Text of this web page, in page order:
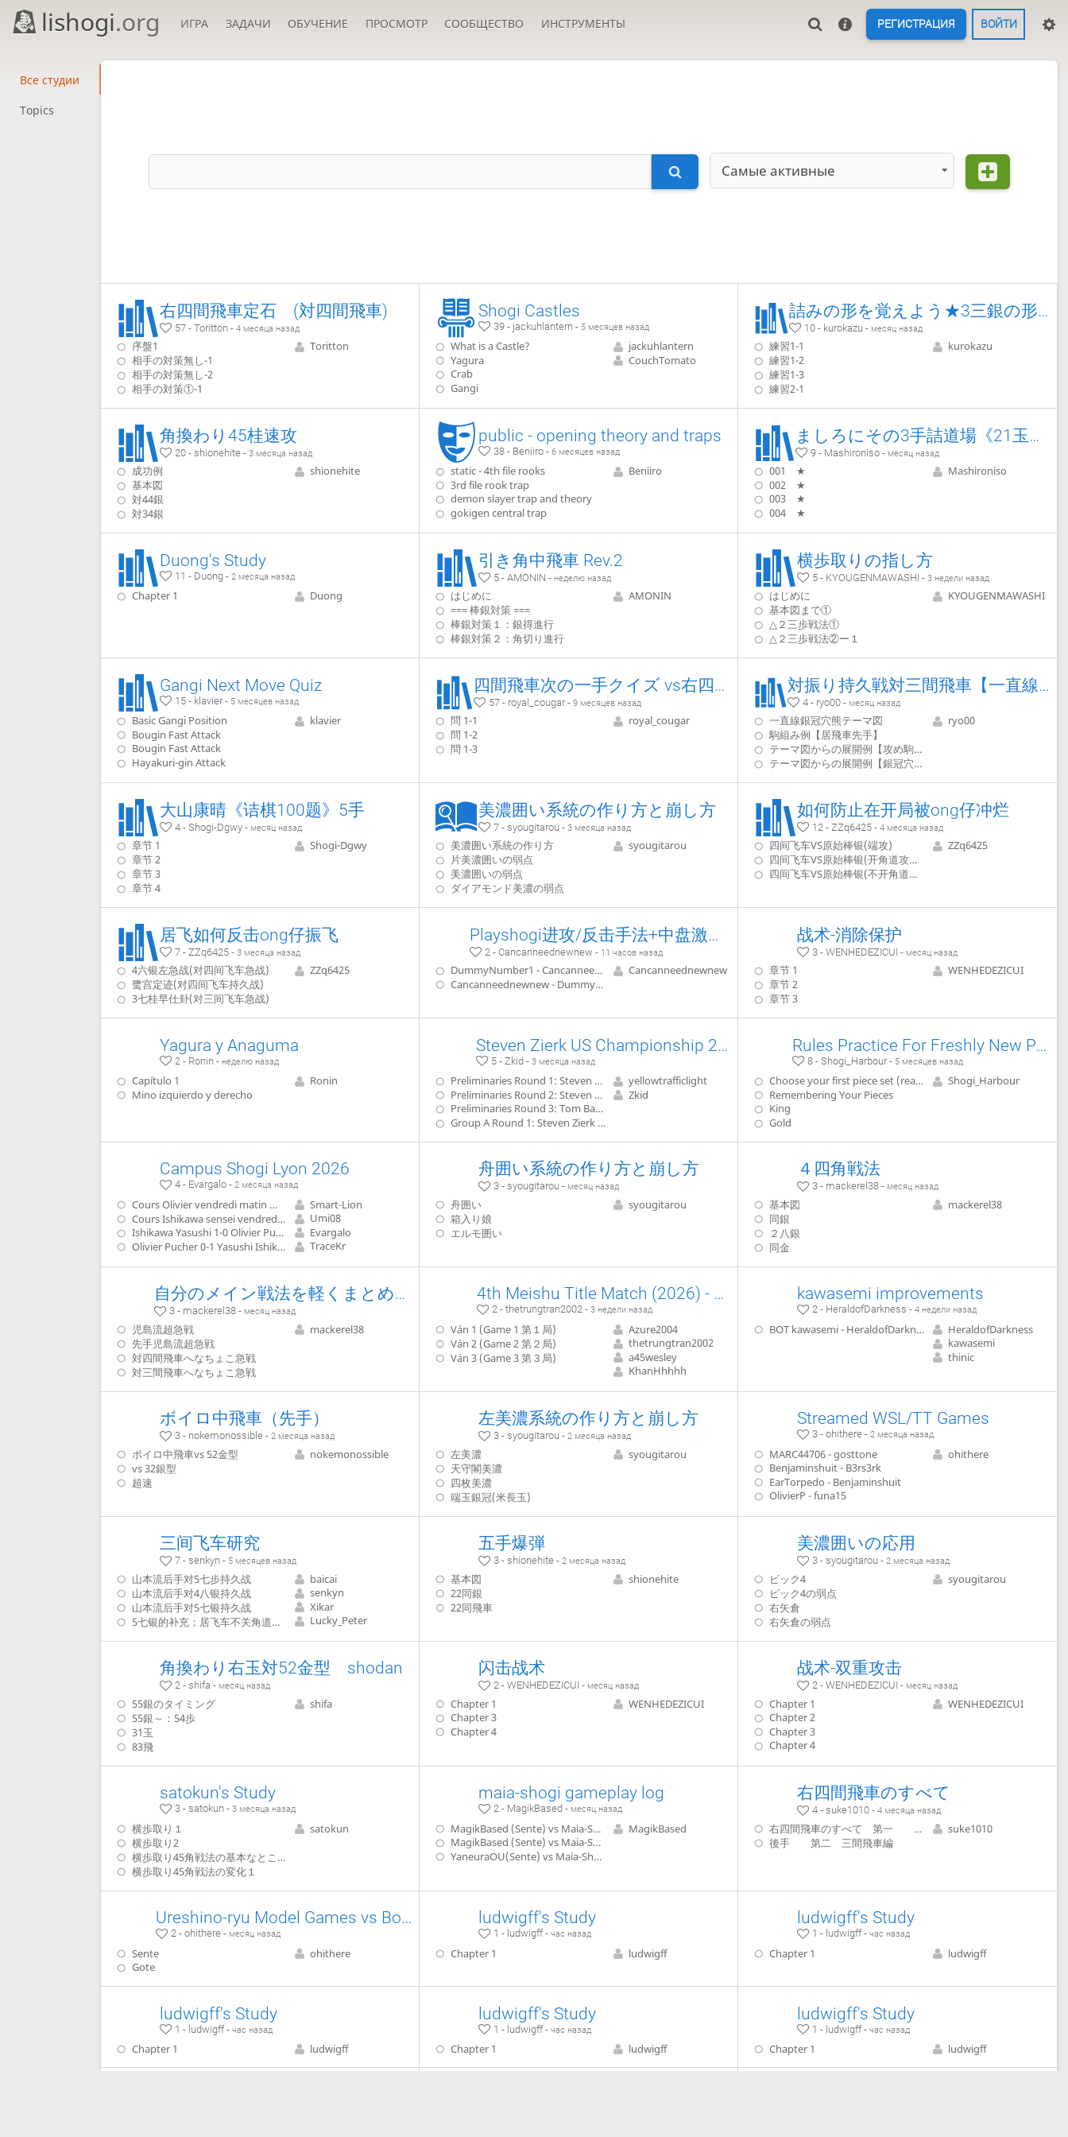
lishogi.org ИГРА ЗАДАЧИ ОБУЧЕНИЕ ПРОСМОТР СООБЩЕСТВО ИНСТРУМЕНТЫ РЕГИСТРАЦИЯ ВОЙТИ
Все студии
Topics
Самые активные
右四間飛車定石 (対四間飛車)
57 - Toritton - 4 месяца назад
序盤1
相手の対策無し-1
相手の対策無し-2
相手の対策①-1
Toritton
Shogi Castles
39 - jackuhlantern - 5 месяцев назад
What is a Castle?
Yagura
Crab
Gangi
jackuhlantern
CouchTomato
詰みの形を覚えよう★3三銀の形は強い！
10 - kurokazu - месяц назад
練習1-1
練習1-2
練習1-3
練習2-1
kurokazu
角換わり45桂速攻
20 - shionehite - 3 месяца назад
成功例
基本図
対44銀
対34銀
shionehite
public - opening theory and traps
38 - Beniiro -6 месяцев назад
static - 4th file rooks
3rd file rook trap
demon slayer trap and theory
gokigen central trap
Beniiro
ましろにその3手詰道場《21玉編》
9 - Mashironiso - месяц назад
001 ★
002 ★
003 ★
004 ★
Mashironiso
Duong's Study
11 - Duong - 2 месяца назад
Chapter 1 Duong
引き角中飛車 Rev.2
5 - AMONIN - неделю назад
はじめに
=== 棒銀対策 ===
棒銀対策１：銀得進行
棒銀対策２：角切り進行
AMONIN
横歩取りの指し方
5 - KYOUGENMAWASHI -3 недели назад
はじめに
基本図まで①
△２三歩戦法①
△２三歩戦法②ー１
KYOUGENMAWASHI
Gangi Next Move Quiz
15 - klavier - 5 месяцев назад
Basic Gangi Position
Bougin Fast Attack
Bougin Fast Attack
Hayakuri-gin Attack
klavier
四間飛車次の一手クイズ vs右四間飛車
57 - royal_cougar - 9 месяцев назад
問 1-1
問 1-2
問 1-3
royal_cougar
対振り持久戦対三間飛車【一直線銀間穴熊】
4 - ryo00 - месяц назад
一直線銀冠穴熊テーマ図
駒組み例【居飛車先手】
テーマ図からの展開例【攻め駒を展開する】
テーマ図からの展開例【銀冠穴熊を目指す】
ryo00
大山康晴《诘棋100题》5手
4 - Shogi-Dgwy - месяц назад
章节 1
章节 2
章节 3
章节 4
Shogi-Dgwy
美濃囲い系統の作り方と崩し方
7 - syougitarou -3 месяца назад
美濃囲い系統の作り方
片美濃囲いの弱点
美濃囲いの弱点
ダイアモンド美濃の弱点
syougitarou
如何防止在开局被ong仔冲烂
12 - ZZq6425 -4 месяца назад
四间飞车VS原始棒银(端攻)
四间飞车VS原始棒银(开角道攻角头)
四间飞车VS原始棒银(不开角道攻角头)
ZZq6425
居飞如何反击ong仔振飞
7 - ZZq6425 - 3 месяца назад
4六银左急战(对四间飞车急战)
鹭宫定迹(对四间飞车持久战)
3七桂早仕卦(对三间飞车急战)
ZZq6425
Playshogi进攻/反击手法+中盘激战妙手汇总
2 - Cancanneednewnew - 11 часов назад
DummyNumber1 - Cancanneednewnew
Cancanneednewnew - DummyNumber1
Cancanneednewnew
战术-消除保护
3 - WENHEDEZICUI - месяц назад
章节 1
章节 2
章节 3
WENHEDEZICUI
Yagura y Anaguma
2 - Ronin - неделю назад
Capítulo 1
Mino izquierdo y derecho
Ronin
Steven Zierk US Championship 2026
5 - Zkid - 3 месяца назад
Preliminaries Round 1: Steven Zierk - Kamil Sarafin
Preliminaries Round 2: Steven Zierk - Richard Chen
Preliminaries Round 3: Tom Bartell - Steven Zierk
Group A Round 1: Steven Zierk - Yuji Banno
yellowtrafficlight
Zkid
Rules Practice For Freshly New Players
8 - Shogi_Harbour - 5 месяцев назад
Choose your first piece set (read the comment on the right side)
Remembering Your Pieces
King
Gold
Shogi_Harbour
Campus Shogi Lyon 2026
4 - Evargalo - 2 месяца назад
Cours Olivier vendredi matin 羽生善治 九段 - 菅井竜也 八段 (Habu - Sugaï 9 mai 2026)
Cours Ishikawa sensei vendredi : nouvelles stratégies des joueurs professionnels
Ishikawa Yasushi 1-0 Olivier Pucher simultanée 1
Olivier Pucher 0-1 Yasushi Ishikawa simultanée 2
Smart-Lion
Umi08
Evargalo
TraceKr
舟囲い系統の作り方と崩し方
3 - syougitarou - месяц назад
舟囲い
箱入り娘
エルモ囲い
syougitarou
４四角戦法
3 - mackerel38 - месяц назад
基本図
同銀
２八銀
同金
mackerel38
自分のメイン戦法を軽くまとめてみる
3 - mackerel38 - месяц назад
児島流超急戦
先手児島流超急戦
対四間飛車へなちょこ急戦
対三間飛車へなちょこ急戦
mackerel38
4th Meishu Title Match (2026) - Bo5
2 - thetrungtran2002 - 3 недели назад
Ván 1 (Game 1 第１局)
Ván 2 (Game 2 第２局)
Ván 3 (Game 3 第３局)
Azure2004
thetrungtran2002
a45wesley
KhanHhhhh
kawasemi improvements
2 - HeraldofDarkness -4 недели назад
BOT kawasemi - HeraldofDarkness
HeraldofDarkness
kawasemi
thinic
ボイロ中飛車（先手）
3 - nokemonossible - 2 месяца назад
ボイロ中飛車vs 52金型
vs 32銀型
超速
nokemonossible
左美濃系統の作り方と崩し方
3 - syougitarou -2 месяца назад
左美濃
天守閣美濃
四枚美濃
端玉銀冠(米長玉)
syougitarou
Streamed WSL/TT Games
3 - ohithere -2 месяца назад
MARC44706 - gosttone
Benjaminshuit - B3rs3rk
EarTorpedo - Benjaminshuit
OlivierP - funa15
ohithere
三间飞车研究
7 - senkyn - 5 месяцев назад
山本流后手对5七步持久战
山本流后手对4八银持久战
山本流后手对5七银持久战
5七银的补充；居飞车不关角道的变化
baicai
senkyn
Xikar
Lucky_Peter
五手爆弾
3 - shionehite -2 месяца назад
基本図
22同銀
22同飛車
shionehite
美濃囲いの応用
3 - syougitarou -2 месяца назад
ビック4
ビック4の弱点
右矢倉
右矢倉の弱点
syougitarou
角換わり右玉対52金型 shodan
2 - shifa - месяц назад
55銀のタイミング
55銀～：54歩
31玉
83飛
shifa
闪击战术
2 - WENHEDEZICUI - месяц назад
Chapter 1
Chapter 3
Chapter 4
WENHEDEZICUI
战术-双重攻击
2 - WENHEDEZICUI - месяц назад
Chapter 1
Chapter 2
Chapter 3
Chapter 4
WENHEDEZICUI
satokun's Study
3 - satokun - 3 месяца назад
横歩取り１
横歩取り2
横歩取り45角戦法の基本なところまで
横歩取り45角戦法の変化１
satokun
maia-shogi gameplay log
2 - MagikBased - месяц назад
MagikBased (Sente) vs Maia-Shogi F32-B3 bs64 100k BroadSample (Gote)
MagikBased (Sente) vs Maia-Shogi F64-B5 200k MidgameBoost (Gote)
YaneuraOU(Sente) vs Maia-Shogi v2BroadBase (Gote)
MagikBased
右四間飛車のすべて
4 - suke1010 -4 месяца назад
右四間飛車のすべて 第一 後手四間飛車編
後手 第二 三間飛車編
suke1010
Ureshino-ryu Model Games vs Bougin
2 - ohithere - месяц назад
Sente
Gote
ohithere
ludwigff's Study
1 - ludwigff -час назад
Chapter 1 ludwigff
ludwigff's Study
1 - ludwigff -час назад
Chapter 1 ludwigff
ludwigff's Study
1 - ludwigff - час назад
Chapter 1 ludwigff
ludwigff's Study
1 - ludwigff -час назад
Chapter 1 ludwigff
ludwigff's Study
1 - ludwigff -час назад
Chapter 1 ludwigff